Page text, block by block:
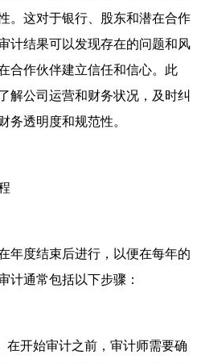
。这对于银行、股东和潜在合作
计结果可以发现存在的问题和风
合作伙伴建立信任和信心。此
解公司运营和财务状况，及时纠
务透明度和规范性。
年度结束后进行，以便在每年的
计通常包括以下步骤：
在开始审计之前，审计师需要确